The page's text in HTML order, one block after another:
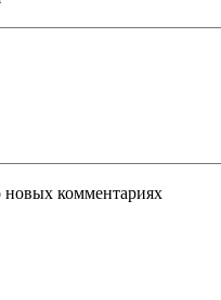
новых комментариях